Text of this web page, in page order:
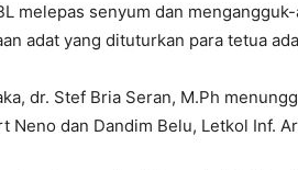
melepas senyum dan
adat yang dituturkan para tetua
dr. Stef Bria Seran, M.Ph
Neno dan Dandim Belu, Letkol Inf.